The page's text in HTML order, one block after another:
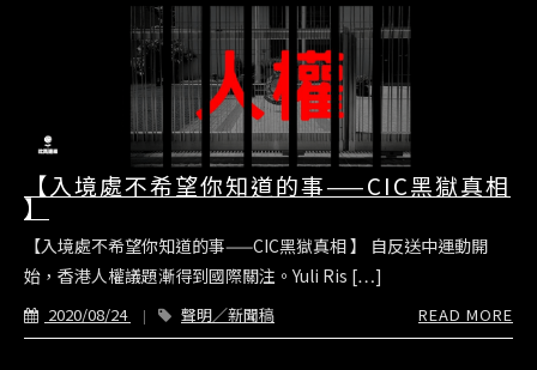
【入境處不希望你知道的事——CIC黑獄真相
】
【入境處不希望你知道的事——CIC黑獄真相 】 自反送中運動開
始，香港人權議題漸得到國際關注。Yuli Ris […]
2020/08/24 聲明／新聞稿 READ MORE